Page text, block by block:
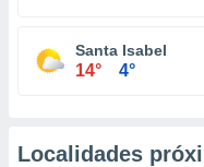
Santa Isabel
14° 4°
Localidades